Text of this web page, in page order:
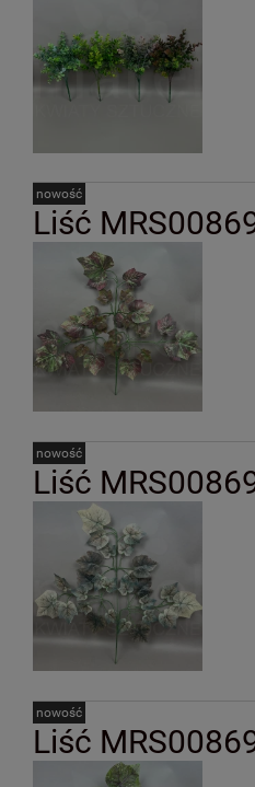
Liść
nowość
Liść
nowość
Liść
nowość